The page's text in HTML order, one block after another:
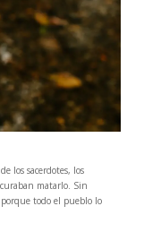
los sacerdotes, los
matarlo. Sin
todo el pueblo lo